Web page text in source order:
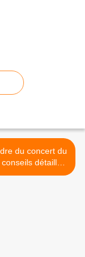
du concert du
détaillés
>